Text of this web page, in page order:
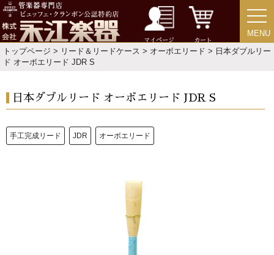
マイページ カート
MENU
MENU
トップページ > リード＆リードケース > オーボエリード > 日本ダブルリー
ド オーボエリード JDR S
日本ダブルリード オーボエリード JDR S
手工完成リード JDR オーボエリード
新規会員登録 ログイン・マイページ
ご利用ガイド
よくあるご質問 会社紹介
特定商取引法 プライバシー・ポリシー